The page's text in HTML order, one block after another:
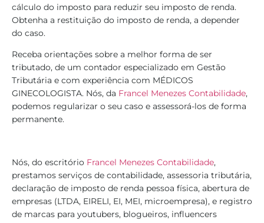
cálculo do imposto para reduzir seu imposto de renda.
Obtenha a restituição do imposto de renda, a depender
do caso.
Receba orientações sobre a melhor forma de ser
tributado, de um contador especializado em Gestão
Tributária e com experiência com MÉDICOS
GINECOLOGISTA. Nós, da Francel Menezes Contabilidade,
podemos regularizar o seu caso e assessorá-los de forma
permanente.
Nós, do escritório Francel Menezes Contabilidade,
prestamos serviços de contabilidade, assessoria tributária,
declaração de imposto de renda pessoa física, abertura de
empresas (LTDA, EIRELI, EI, MEI, microempresa), e registro
de marcas para youtubers, blogueiros, influencers